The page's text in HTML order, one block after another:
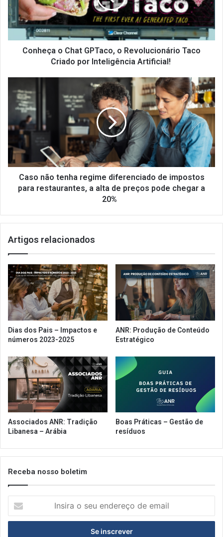
Revolucionário
Taco
Criado
por
Inteligência
Conheça o Chat GPTaco, o Revolucionário Taco
Criado por Inteligência Artificial!
não
tenha regime
diferenciado
de
impostos
para
restaurantes,
a
chegar
20%
Caso não tenha regime diferenciado de impostos
para restaurantes, a alta de preços pode chegar a
20%
Artigos relacionados
Dias dos Pais – Impactos e
números 2023-2025
ANR: Produção de Conteúdo
Estratégico
Associados ANR: Tradição
Libanesa – Arábia
Boas Práticas – Gestão de
resíduos
Receba nosso boletim
seu